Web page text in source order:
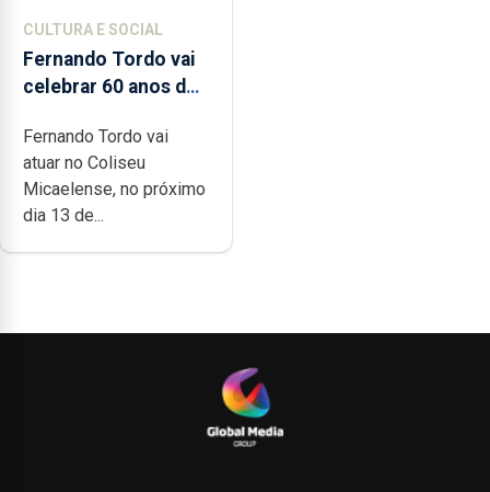
CULTURA E SOCIAL
Fernando Tordo vai
celebrar 60 anos de
Micaelense
Fernando Tordo vai
atuar no Coliseu
Micaelense, no próximo
dia 13 de...